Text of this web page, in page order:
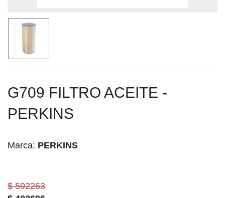
G709 FILTRO ACEITE -
PERKINS
Marca: PERKINS
$ 592263